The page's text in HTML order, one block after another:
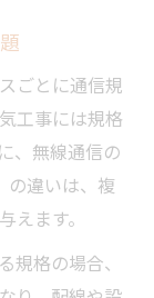
の工夫
最新手法
工事設計
ごとに通信規
工事には規格
、無線通信の
違いは、複
ます。
格の場合、